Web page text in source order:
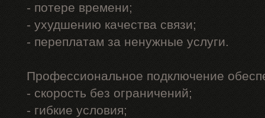
- потере времени;
- ухудшению качества связи;
- переплатам за ненужные услуги.
Профессиональное подключение
- скорость без ограничений;
- гибкие условия;